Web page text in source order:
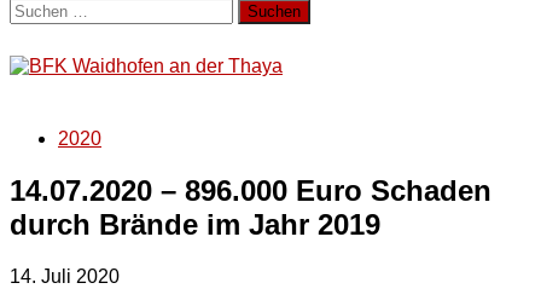
Suchen
nach:
2020
14.07.2020 – 896.000 Euro Schaden
durch Brände im Jahr 2019
14. Juli 2020